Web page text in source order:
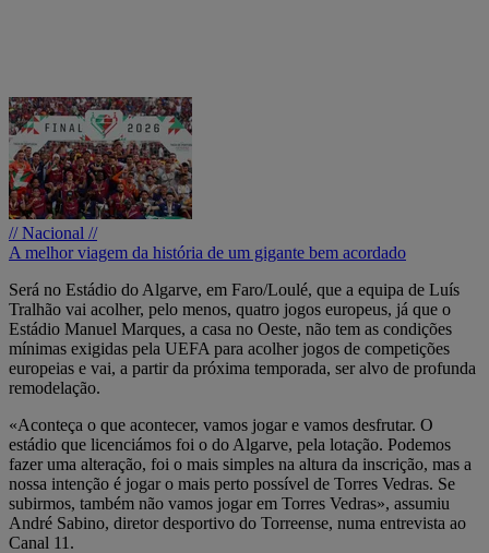
// Nacional //
A melhor viagem da história de um gigante bem acordado
Será no Estádio do Algarve, em Faro/Loulé, que a equipa de Luís
Tralhão vai acolher, pelo menos, quatro jogos europeus, já que o
Estádio Manuel Marques, a casa no Oeste, não tem as condições
mínimas exigidas pela UEFA para acolher jogos de competições
europeias e vai, a partir da próxima temporada, ser alvo de profunda
remodelação.
«Aconteça o que acontecer, vamos jogar e vamos desfrutar. O
estádio que licenciámos foi o do Algarve, pela lotação. Podemos
fazer uma alteração, foi o mais simples na altura da inscrição, mas a
nossa intenção é jogar o mais perto possível de Torres Vedras. Se
subirmos, também não vamos jogar em Torres Vedras», assumiu
André Sabino, diretor desportivo do Torreense, numa entrevista ao
Canal 11.